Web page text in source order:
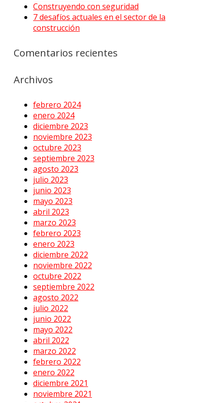
Construyendo con seguridad
7 desafíos actuales en el sector de la
construcción
Comentarios recientes
Archivos
febrero 2024
enero 2024
diciembre 2023
noviembre 2023
octubre 2023
septiembre 2023
agosto 2023
julio 2023
junio 2023
mayo 2023
abril 2023
marzo 2023
febrero 2023
enero 2023
diciembre 2022
noviembre 2022
octubre 2022
septiembre 2022
agosto 2022
julio 2022
junio 2022
mayo 2022
abril 2022
marzo 2022
febrero 2022
enero 2022
diciembre 2021
noviembre 2021